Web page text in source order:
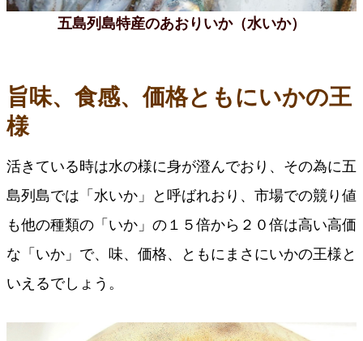
五島列島特産のあおりいか（水いか）
旨味、食感、価格ともにいかの王
様
活きている時は水の様に身が澄んでおり、その為に五
島列島では「水いか」と呼ばれおり、市場での競り値
も他の種類の「いか」の１５倍から２０倍は高い高価
な「いか」で、味、価格、ともにまさにいかの王様と
いえるでしょう。